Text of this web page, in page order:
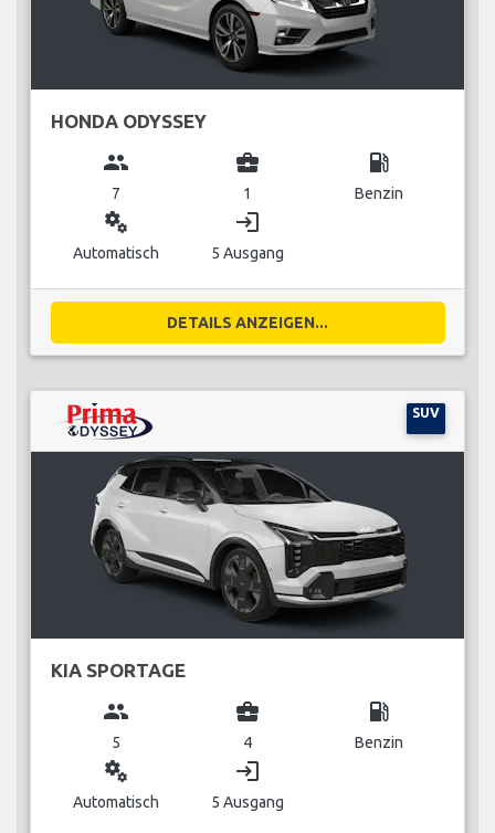
HONDA ODYSSEY
group
7
business_center
1
local_gas_station
Benzin
miscellaneous_services
Automatisch
login
5 Ausgang
DETAILS ANZEIGEN...
SUV
KIA SPORTAGE
group
5
business_center
4
local_gas_station
Benzin
miscellaneous_services
Automatisch
login
5 Ausgang